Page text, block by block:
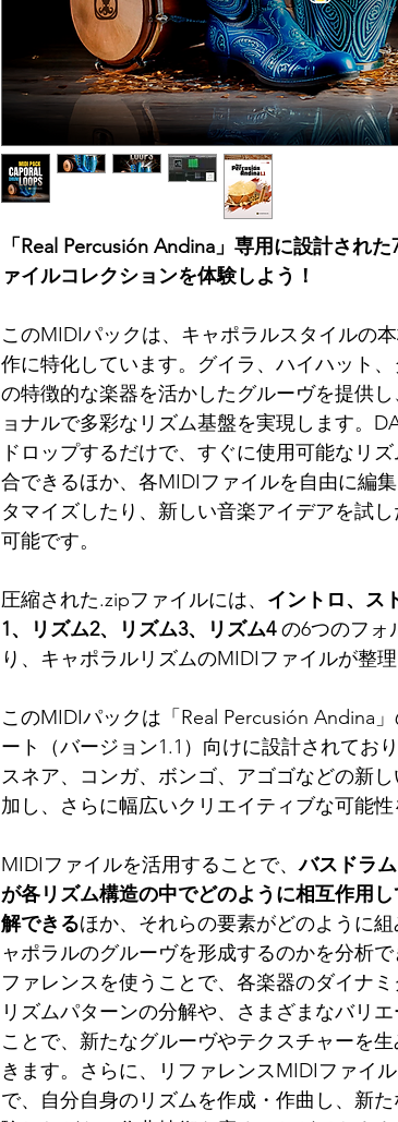
「Real Percusión Andina」専用に設計され
ァイルコレクションを体験しよう！
このMIDIパックは、キャポラルスタイルの
作に特化しています。グイラ、ハイハット
の特徴的な楽器を活かしたグルーヴを提供
ョナルで多彩なリズム基盤を実現します。
ドロップするだけで、すぐに使用可能なリ
合できるほか、各MIDIファイルを自由に編
タマイズしたり、新しい音楽アイデアを試
可能です。
圧縮された.zipファイルには、 イントロ、ス
1、リズム2、リズム3、リズム4の6つのフォ
り、キャポラルリズムのMIDIファイルが整理
このMIDIパックは「Real Percusión Andina
ート（バージョン1.1）向けに設計されてお
スネア、コンガ、ボンゴ、アゴゴなどの新
加し、さらに幅広いクリエイティブな可能性
MIDIファイルを活用することで、バスドラ
が各リズム構造の中でどのように相互作用
解できるほか、それらの要素がどのように
ャポラルのグルーヴを形成するのかを分析
ファレンスを使うことで、各楽器のダイナミ
リズムパターンの分解や、さまざまなバリ
ことで、新たなグルーヴやテクスチャーを
きます。さらに、リファレンスMIDIファイ
で、自分自身のリズムを作成・作曲し、新